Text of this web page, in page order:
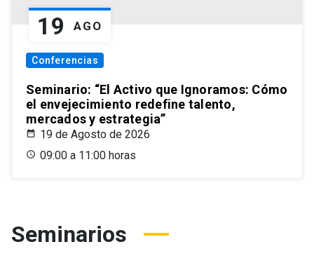
19 AGO
Conferencias
Seminario: “El Activo que Ignoramos: Cómo
el envejecimiento redefine talento,
mercados y estrategia”
19 de Agosto de 2026
09:00 a 11:00 horas
Seminarios